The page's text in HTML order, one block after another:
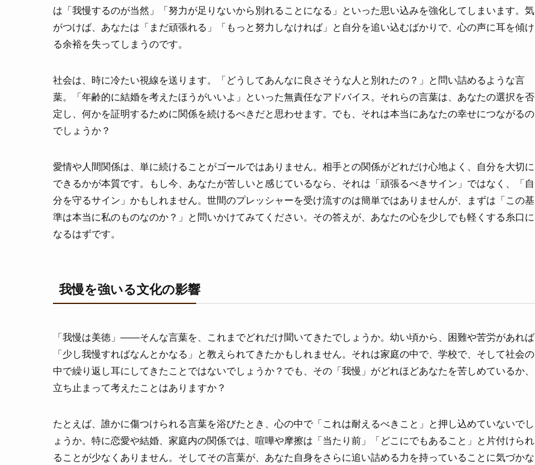
は「我慢するのが当然」「努力が足りないから別れることになる」といった思い込みを強化してしまいます。気
がつけば、あなたは「まだ頑張れる」「もっと努力しなければ」と自分を追い込むばかりで、心の声に耳を傾け
る余裕を失ってしまうのです。
社会は、時に冷たい視線を送ります。「どうしてあんなに良さそうな人と別れたの？」と問い詰めるような言
葉。「年齢的に結婚を考えたほうがいいよ」といった無責任なアドバイス。それらの言葉は、あなたの選択を否
定し、何かを証明するために関係を続けるべきだと思わせます。でも、それは本当にあなたの幸せにつながるの
でしょうか？
愛情や人間関係は、単に続けることがゴールではありません。相手との関係がどれだけ心地よく、自分を大切に
できるかが本質です。もし今、あなたが苦しいと感じているなら、それは「頑張るべきサイン」ではなく、「自
分を守るサイン」かもしれません。世間のプレッシャーを受け流すのは簡単ではありませんが、まずは「この基
準は本当に私のものなのか？」と問いかけてみてください。その答えが、あなたの心を少しでも軽くする糸口に
なるはずです。
我慢を強いる文化の影響
「我慢は美徳」——そんな言葉を、これまでどれだけ聞いてきたでしょうか。幼い頃から、困難や苦労があれば
「少し我慢すればなんとかなる」と教えられてきたかもしれません。それは家庭の中で、学校で、そして社会の
中で繰り返し耳にしてきたことではないでしょうか？でも、その「我慢」がどれほどあなたを苦しめているか、
立ち止まって考えたことはありますか？
たとえば、誰かに傷つけられる言葉を浴びたとき、心の中で「これは耐えるべきこと」と押し込めていないでし
ょうか。特に恋愛や結婚、家庭内の関係では、喧嘩や摩擦は「当たり前」「どこにでもあること」と片付けられ
ることが少なくありません。そしてその言葉が、あなた自身をさらに追い詰める力を持っていることに気づかな